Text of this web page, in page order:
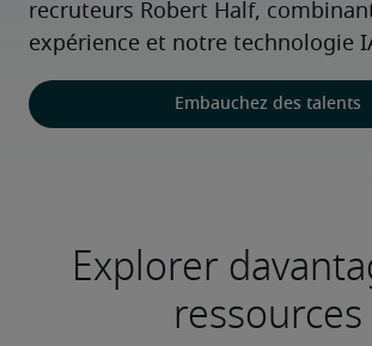
recruteurs Robert Half,
expérience et notre technologie
Embauchez des talents
Explorer
ressources